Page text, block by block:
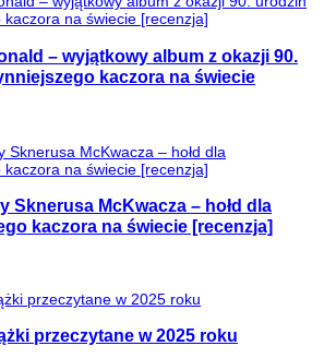
– wyjątkowy album z okazji 90.
kaczora na świecie
Sknerusa McKwacza – hołd dla
kaczora na świecie [recenzja]
przeczytane w 2025 roku